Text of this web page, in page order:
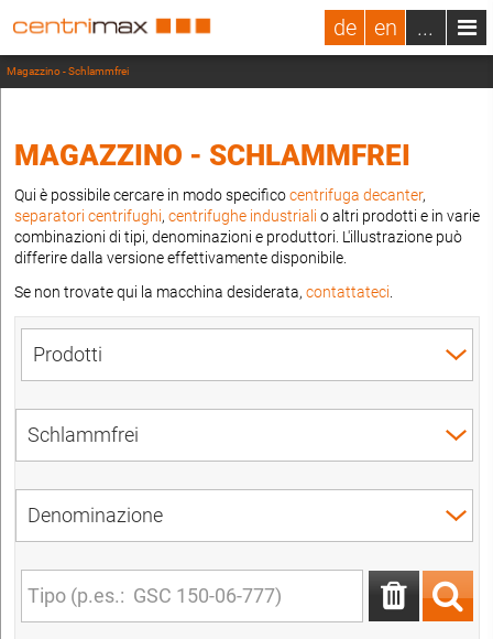
de en ...
Magazzino - Schlammfrei
MAGAZZINO - SCHLAMMFREI
Qui è possibile cercare in modo specificocentrifuga decanter,
separatori centrifughi, centrifughe industriali o altri prodotti e in varie
combinazioni di tipi, denominazioni e produttori. L'illustrazione può
differire dalla versione effettivamente disponibile.
Se non trovate qui la macchina desiderata, contattateci